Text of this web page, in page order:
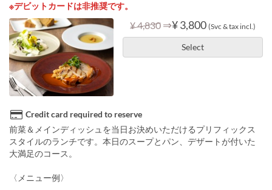
※デビットカードは非推奨です。
¥ 4,830 ⇒¥ 3,800 (Svc & tax incl.)
Select
Credit card required to reserve
前菜＆メインディッシュを当日お決めいただけるプリフィックス
スタイルのランチです。本日のスープとパン、デザートが付いた
大満足のコース。
〈メニュー例〉